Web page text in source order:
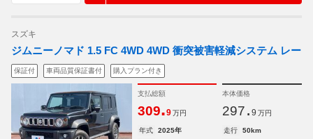
スズキ
ジムニーノマド 1.5 FC 4WD 4WD 衝突被害軽減システム レー
保証付 車両品質保証書付 購入プラン付き
支払総額
309.9 万円
本体価格
297. 9 万円
年式 2025年 走行
50km